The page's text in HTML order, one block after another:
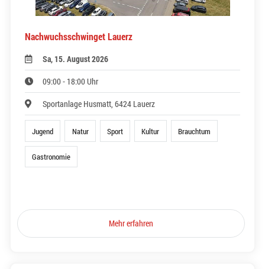
Nachwuchsschwinget Lauerz
Sa, 15. August 2026
09:00 - 18:00 Uhr
Sportanlage Husmatt, 6424 Lauerz
Jugend Natur Sport Kultur Brauchtum
Gastronomie
Mehr erfahren